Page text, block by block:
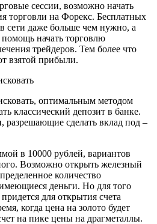
сессии, возможно начать
торговли на Форекс. Бесплатных
сети даже больше чем нужно, а
начать торговлю
трейдеров. Тем более что
взятой прибыли.
оптимальным методом
классический депозит в банке.
разрешающие сделать вклад под –
в 10000 рублей, вариантов
Возможно открыть железный
количество
деньги. Но для того
для открытия счета
когда цена на золото будет
на пике цены на драгметаллы.